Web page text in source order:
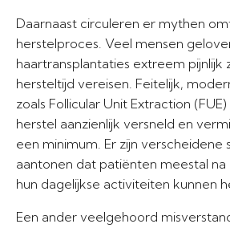
Daarnaast circuleren er mythen
herstelproces. Veel mensen
haartransplantaties extreem pijnlijk
hersteltijd vereisen. Feitelijk,
zoals Follicular Unit Extraction
herstel aanzienlijk versneld en
een minimum. Er zijn verscheidene
aantonen dat patiënten meestal
hun dagelijkse activiteiten kunnen
Een ander veelgehoord